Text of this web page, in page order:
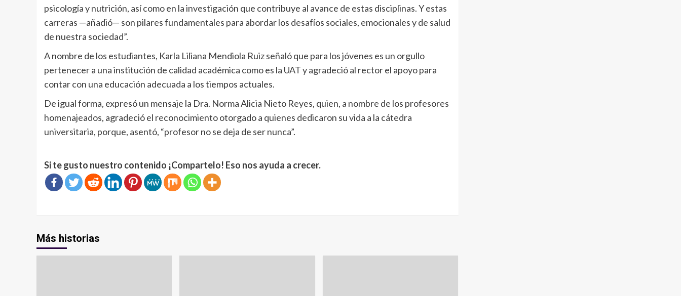
psicología y nutrición, así como en la investigación que contribuye al avance de estas disciplinas. Y estas
carreras —añadió— son pilares fundamentales para abordar los desafíos sociales, emocionales y de salud
de nuestra sociedad”.
A nombre de los estudiantes, Karla Liliana Mendiola Ruiz señaló que para los jóvenes es un orgullo
pertenecer a una institución de calidad académica como es la UAT y agradeció al rector el apoyo para
contar con una educación adecuada a los tiempos actuales.
De igual forma, expresó un mensaje la Dra. Norma Alicia Nieto Reyes, quien, a nombre de los profesores
homenajeados, agradeció el reconocimiento otorgado a quienes dedicaron su vida a la cátedra
universitaria, porque, asentó, “profesor no se deja de ser nunca”.
Si te gusto nuestro contenido ¡Compartelo! Eso nos ayuda a crecer.
Más historias